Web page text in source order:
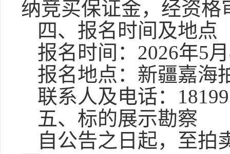
纳竞买保证金，经资
四、报名时间及地点
报名时间： 2026年5
报名地点：新疆嘉海
联系人及电话：
五、标的展示勘察
自公告之日起，至拍